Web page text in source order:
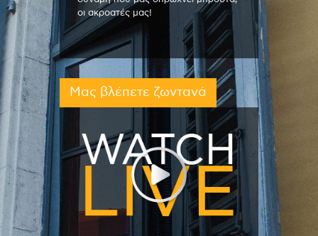
οι ακροατές μας!
Μας βλέπετε ζωντανά